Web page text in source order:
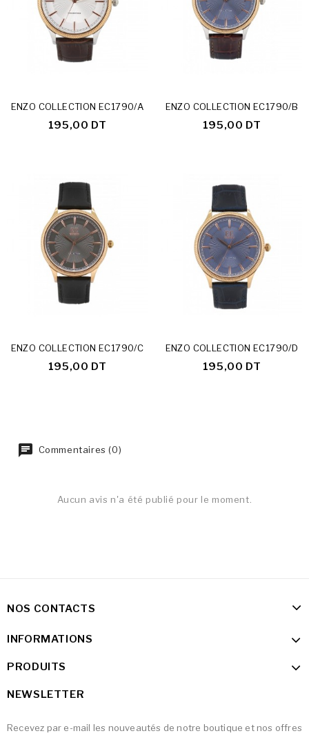
ENZO COLLECTION EC1790/A
195,00 DT
ENZO COLLECTION EC1790/B
195,00 DT
ENZO COLLECTION EC1790/C
195,00 DT
ENZO COLLECTION EC1790/D
195,00 DT
Commentaires (0)
Aucun avis n'a été publié pour le moment.
NOS CONTACTS
INFORMATIONS
PRODUITS
NEWSLETTER
Recevez par e-mail les nouveautés de notre boutique et nos offres